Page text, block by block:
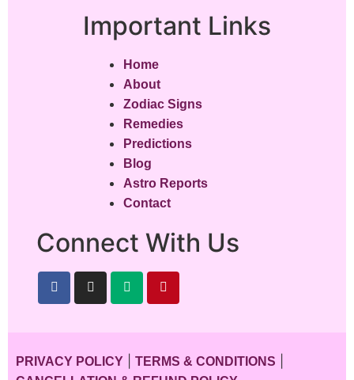
Important Links
Home
About
Zodiac Signs
Remedies
Predictions
Blog
Astro Reports
Contact
Connect With Us
PRIVACY POLICY TERMS & CONDITIONS